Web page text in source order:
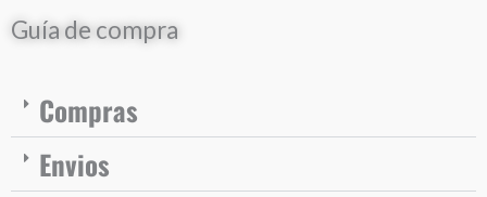
Guía de compra
Compras
Envios